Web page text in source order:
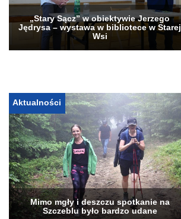
„Stary Sącz” w obiektywie Jerzego
Jędrysa – wystawa w bibliotece w Starej
Wsi
Aktualności
Mimo mgły i deszczu spotkanie na
Szczeblu było bardzo udane